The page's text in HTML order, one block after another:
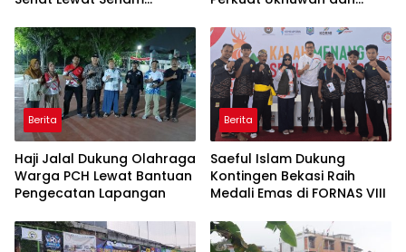
Konseling
Berita
Haji Jalal Dukung Olahraga
Warga PCH Lewat Bantuan
Pengecatan Lapangan
Berita
Saeful Islam Dukung
Kontingen Bekasi Raih
Medali Emas di FORNAS VIII